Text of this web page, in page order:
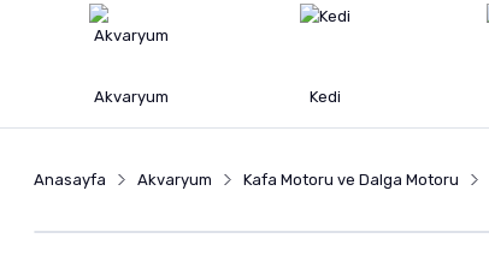
Akvaryum Kedi
Anasayfa Akvaryum Kafa Motoru ve Dalga Motoru